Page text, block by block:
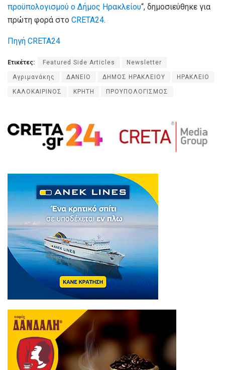
προϋπολογισμού ο Δήμος Ηρακλείου“, δημοσιεύθηκε για
πρώτη φορά στο CRETA24.
Πηγή CRETA24
Ετικέτες: Featured Side Articles Newsletter
Αγριμανάκης ΔΑΝΕΙΟ ΔΗΜΟΣ ΗΡΑΚΛΕΙΟΥ ΗΡΑΚΛΕΙΟ
ΚΑΛΟΚΑΙΡΙΝΟΣ ΚΡΗΤΗ ΠΡΟΥΠΟΛΟΓΙΣΜΟΣ